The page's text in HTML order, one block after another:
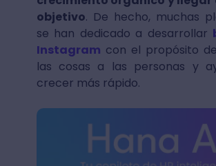
objetivo. De hecho, muchas
se han dedicado a desarrollar
Instagram con el propósito
las cosas a las personas y
crecer más rápido.